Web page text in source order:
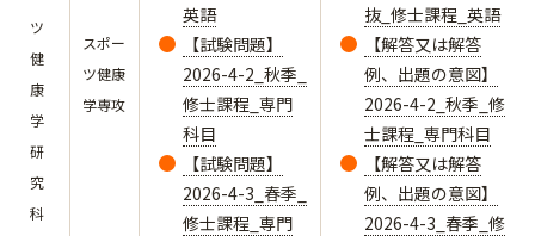
ツ
健
康
学
研
究
科
スポー
ツ健康
学専攻
英語
【試験問題】
2026-4-2_秋季_
修士課程_専門
科目
【試験問題】
2026-4-3_春季_
修士課程_専門
抜_修士課程_英語
【解答又は解答
例、出題の意図】
2026-4-2_秋季_修
士課程_専門科目
【解答又は解答
例、出題の意図】
2026-4-3_春季_修